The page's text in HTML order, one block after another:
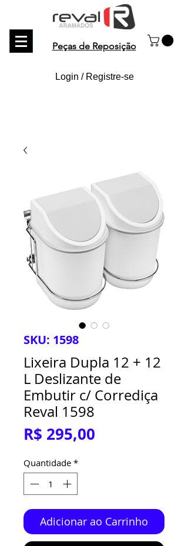
Peças de Reposição
Login / Registre-se
SKU: 1598
Lixeira Dupla 12 + 12
L Deslizante de
Embutir c/ Corrediça
Reval 1598
R$ 295,00
Quantidade *
Adicionar ao Carrinho